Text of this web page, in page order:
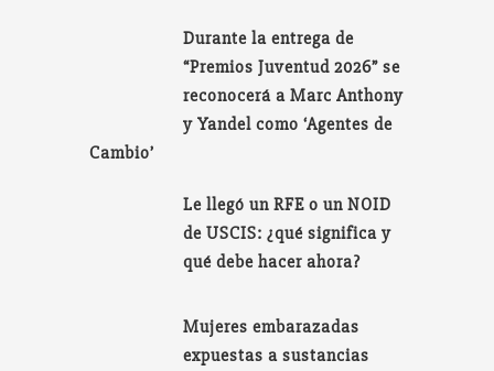
Durante la entrega de
“Premios Juventud 2026” se
reconocerá a Marc Anthony
y Yandel como ‘Agentes de
Cambio’
Le llegó un RFE o un NOID
de USCIS: ¿qué significa y
qué debe hacer ahora?
Mujeres embarazadas
expuestas a sustancias